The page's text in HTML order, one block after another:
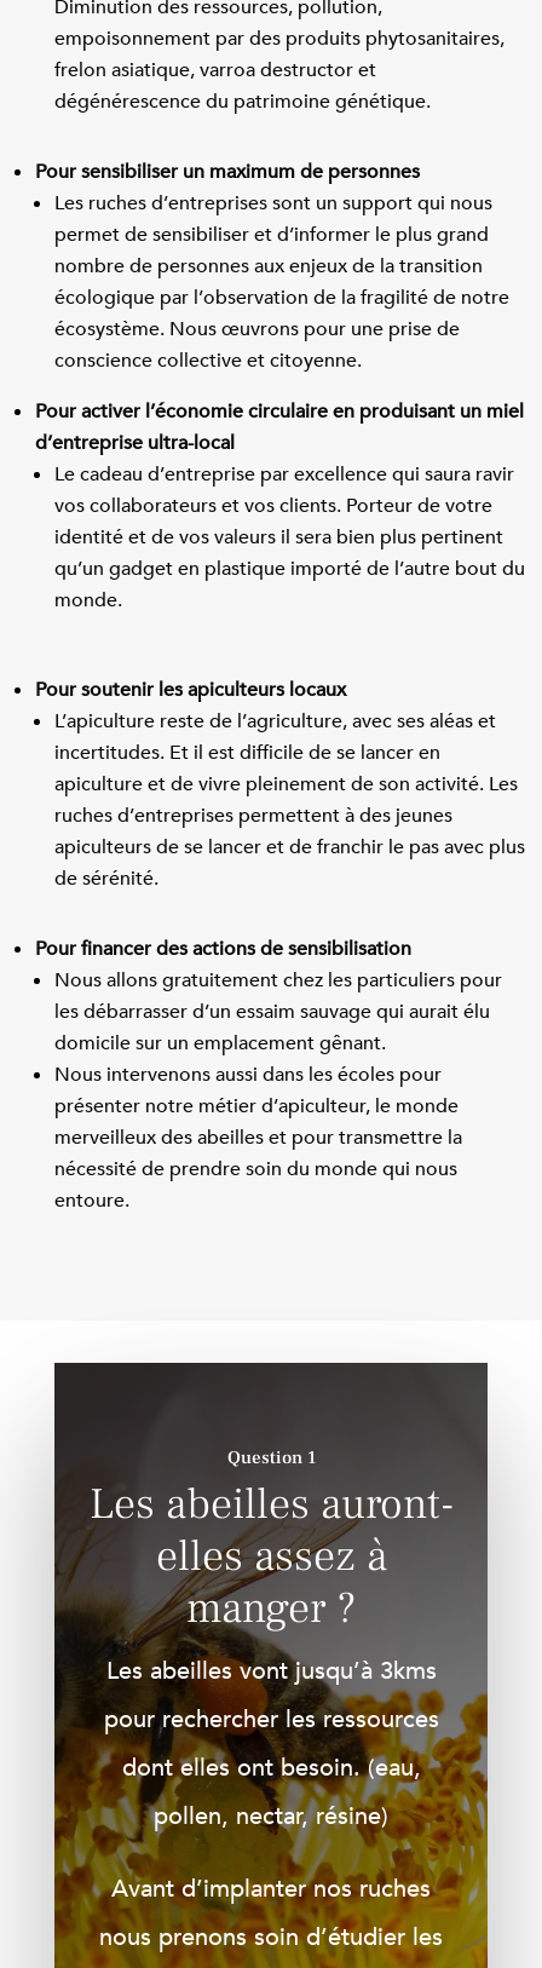
Diminution des ressources, pollution,
empoisonnement par des produits phytosanitaires,
frelon asiatique, varroa destructor et
dégénérescence du patrimoine génétique.
Pour sensibiliser un maximum de personnes
Les ruches d’entreprises sont un support qui nous
permet de sensibiliser et d’informer le plus grand
nombre de personnes aux enjeux de la transition
écologique par l’observation de la fragilité de notre
écosystème. Nous œuvrons pour une prise de
conscience collective et citoyenne.
Pour activer l’économie circulaire en produisant un miel
d’entreprise ultra-local
Le cadeau d’entreprise par excellence qui saura ravir
vos collaborateurs et vos clients. Porteur de votre
identité et de vos valeurs il sera bien plus pertinent
qu’un gadget en plastique importé de l’autre bout du
monde.
Pour soutenir les apiculteurs locaux
L’apiculture reste de l’agriculture, avec ses aléas et
incertitudes. Et il est difficile de se lancer en
apiculture et de vivre pleinement de son activité. Les
ruches d’entreprises permettent à des jeunes
apiculteurs de se lancer et de franchir le pas avec plus
de sérénité.
Pour financer des actions de sensibilisation
Nous allons gratuitement chez les particuliers pour
les débarrasser d’un essaim sauvage qui aurait élu
domicile sur un emplacement gênant.
Nous intervenons aussi dans les écoles pour
présenter notre métier d’apiculteur, le monde
merveilleux des abeilles et pour transmettre la
nécessité de prendre soin du monde qui nous
entoure.
Question 1
Les abeilles auront-
elles assez à
manger ?
Les abeilles vont jusqu’à 3kms
pour rechercher les ressources
dont elles ont besoin. (eau,
pollen, nectar, résine)
Avant d’implanter nos ruches
nous prenons soin d’étudier les